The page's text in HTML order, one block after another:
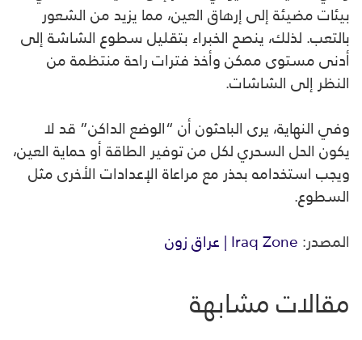
بيئات مضيئة إلى إرهاق العين، مما يزيد من الشعور
بالتعب. لذلك، ينصح الخبراء بتقليل سطوع الشاشة إلى
أدنى مستوى ممكن وأخذ فترات راحة منتظمة من
النظر إلى الشاشات.
وفي النهاية، يرى الباحثون أن “الوضع الداكن” قد لا
يكون الحل السحري لكل من توفير الطاقة أو حماية العين،
ويجب استخدامه بحذر مع مراعاة الإعدادات الأخرى مثل
السطوع.
المصدر:Iraq Zone | عراق زون
مقالات مشابهة